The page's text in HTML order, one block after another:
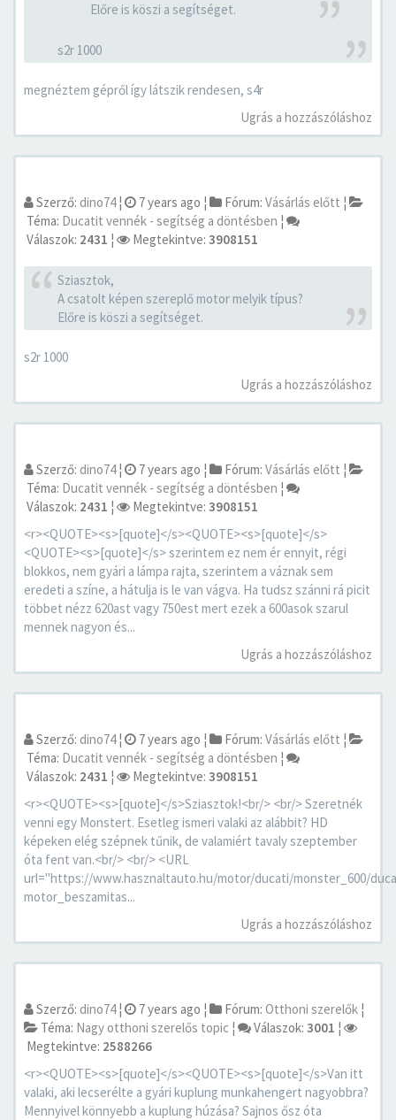
Előre is köszi a segítséget.
s2r 1000
megnéztem gépről így látszik rendesen, s4r
Ugrás a hozzászóláshoz
Szerző: dino74¦ 7 years ago ¦ Fórum: Vásárlás előtt ¦
Téma: Ducatit vennék - segítség a döntésben ¦
Válaszok: 2431 ¦ Megtekintve: 3908151
Sziasztok,
A csatolt képen szereplő motor melyik típus?
Előre is köszi a segítséget.
s2r 1000
Ugrás a hozzászóláshoz
Szerző: dino74¦ 7 years ago ¦ Fórum: Vásárlás előtt ¦
Téma: Ducatit vennék - segítség a döntésben ¦
Válaszok: 2431 ¦ Megtekintve: 3908151
<r><QUOTE><s>[quote]</s><QUOTE><s>[quote]</s>
<QUOTE><s>[quote]</s> szerintem ez nem ér ennyit, régi
blokkos, nem gyári a lámpa rajta, szerintem a váznak sem
eredeti a színe, a hátulja is le van vágva. Ha tudsz szánni rá picit
többet nézz 620ast vagy 750est mert ezek a 600asok szarul
mennek nagyon és...
Ugrás a hozzászóláshoz
Szerző: dino74¦ 7 years ago ¦ Fórum: Vásárlás előtt ¦
Téma: Ducatit vennék - segítség a döntésben ¦
Válaszok: 2431 ¦ Megtekintve: 3908151
<r><QUOTE><s>[quote]</s>Sziasztok!<br/> <br/> Szeretnék
venni egy Monstert. Esetleg ismeri valaki az alábbit? HD
képeken elég szépnek tűnik, de valamiért tavaly szeptember
óta fent van.<br/> <br/> <URL
url="https://www.hasznaltauto.hu/motor/ducati/monster_600/
motor_beszamitas...
Ugrás a hozzászóláshoz
Szerző: dino74¦ 7 years ago ¦ Fórum: Otthoni szerelők ¦
Téma: Nagy otthoni szerelős topic ¦ Válaszok: 3001 ¦
Megtekintve: 2588266
<r><QUOTE><s>[quote]</s><QUOTE><s>[quote]</s>Van itt
valaki, aki lecserélte a gyári kuplung munkahengert nagyobbra?
Mennyivel könnyebb a kuplung húzása? Sajnos ősz óta